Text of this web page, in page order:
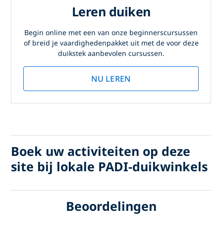
Leren duiken
Begin online met een van onze beginnerscursussen
of breid je vaardighedenpakket uit met de voor deze
duikstek aanbevolen cursussen.
NU LEREN
Boek uw activiteiten op deze
site bij lokale PADI-duikwinkels
Beoordelingen